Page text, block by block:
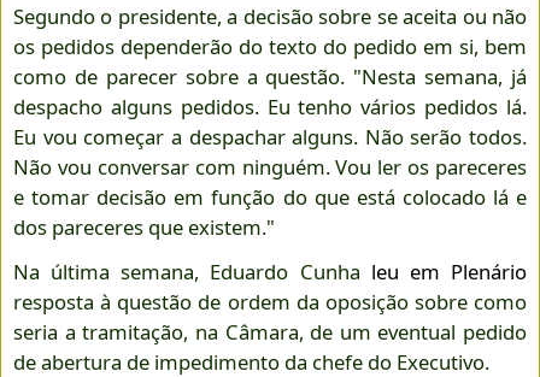
Segundo o presidente, a decisão sobre se aceita ou não
os pedidos dependerão do texto do pedido em si, bem
como de parecer sobre a questão. "Nesta semana, já
despacho alguns pedidos. Eu tenho vários pedidos lá.
Eu vou começar a despachar alguns. Não serão todos.
Não vou conversar com ninguém. Vou ler os pareceres
e tomar decisão em função do que está colocado lá e
dos pareceres que existem."
Na última semana, Eduardo Cunha leu em Plenário
resposta à questão de ordem da oposição sobre como
seria a tramitação, na Câmara, de um eventual pedido
de abertura de impedimento da chefe do Executivo.